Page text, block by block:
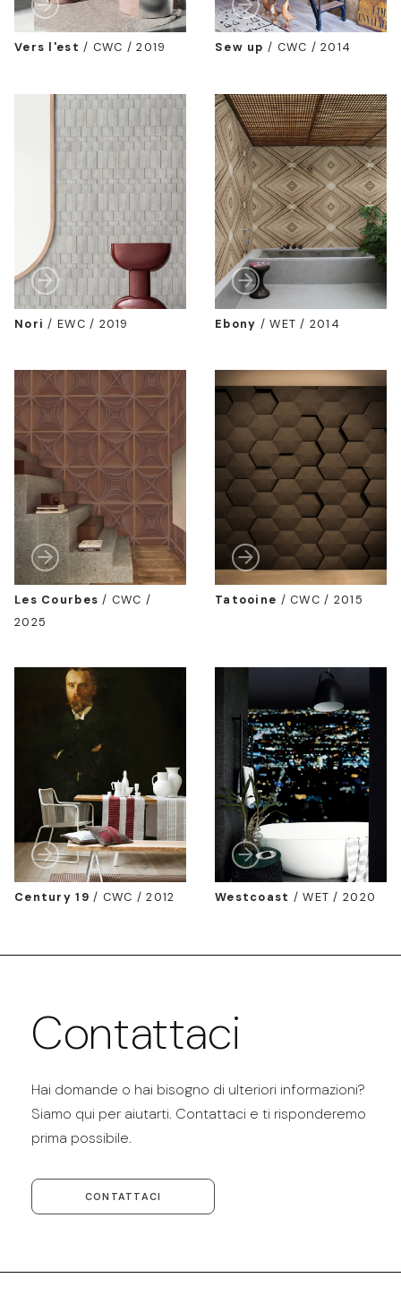
Vers l'est / CWC / 2019 Sew up / CWC / 2014
Nori / EWC / 2019 Ebony /WET / 2014
Les Courbes / CWC /
2025
Tatooine /CWC / 2015
Century 19 / CWC / 2012 Westcoast /WET / 2020
Contattaci
Hai domande o hai bisogno di ulteriori informazioni?
Siamo qui per aiutarti. Contattaci e ti risponderemo
prima possibile.
CONTATTACI